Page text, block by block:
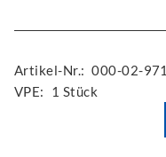
Artikel-Nr.: 000-02-971
VPE:
1 Stück